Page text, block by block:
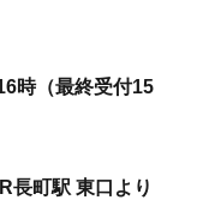
時（最終受付15
長町駅 東口より